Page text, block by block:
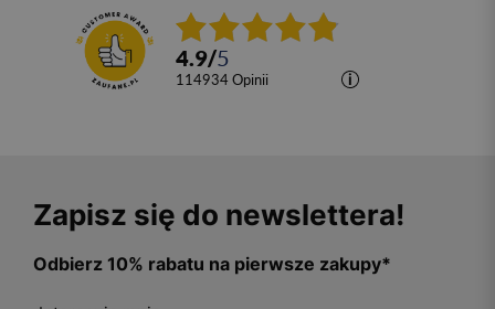
4.9/5
114934 opinii
Zapisz się do newslettera!
Odbierz 10% rabatu na pierwsze zakupy*